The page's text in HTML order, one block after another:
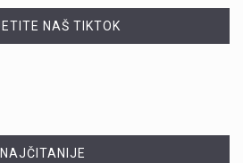
NAŠ TIKTOK
NAJČITANIJE